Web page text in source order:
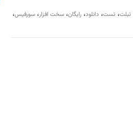
تبلت، تست، دانلود، رایگان، سخت افزار، سورفیس،